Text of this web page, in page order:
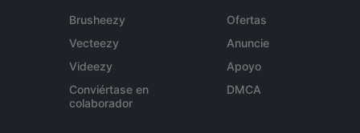
Brusheezy
Vecteezy
Videezy
Conviértase en
colaborador
Ofertas
Anuncie
Apoyo
DMCA